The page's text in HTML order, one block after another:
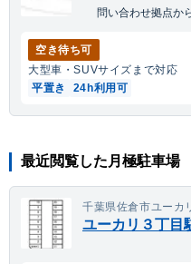
問い合わせ拠点か
空き待ち可
大型車・SUVサイズまで対応
平置き
24h利用可
最近閲覧した月極駐車場
千葉県佐倉市ユーカ
ユーカリ３丁目